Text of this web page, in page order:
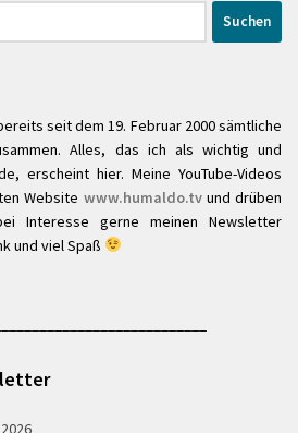
seit dem 19. Februar 2000 sämtliche
Alles, das ich als wichtig und
erscheint hier. Meine YouTube-Videos
Website www.humaldo.tvund drüben
Interesse gerne meinen Newsletter
und viel Spaß